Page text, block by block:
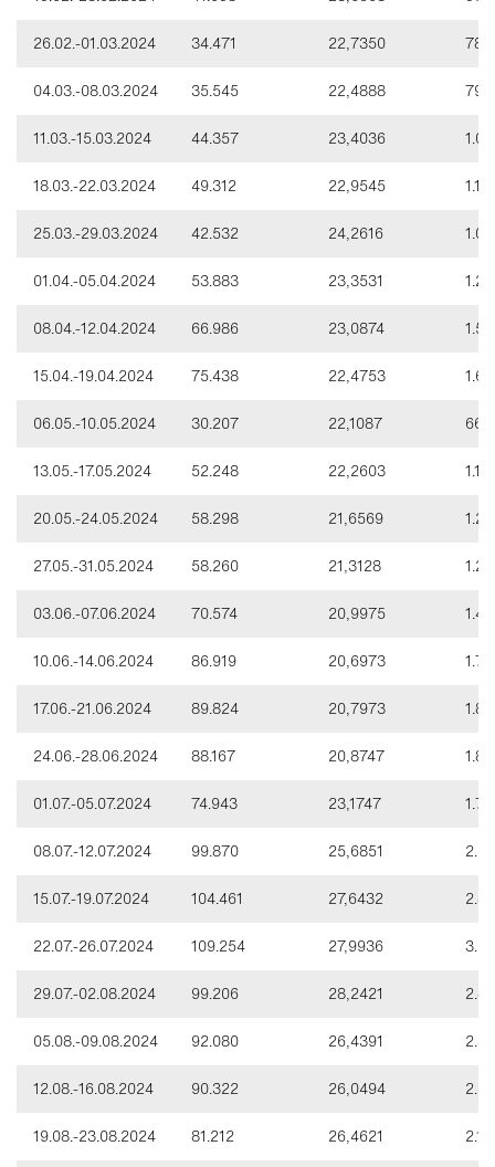
26.02.-01.03.2024 34.471 22,7350
04.03.-08.03.2024 35.545 22,4888
11.03.-15.03.2024 44.357 23,4036
18.03.-22.03.2024 49.312 22,9545
25.03.-29.03.2024 42.532 24,2616
01.04.-05.04.2024 53.883 23,3531
08.04.-12.04.2024 66.986 23,0874
15.04.-19.04.2024 75.438 22,4753
06.05.-10.05.2024 30.207 22,1087
13.05.-17.05.2024 52.248 22,2603
20.05.-24.05.2024 58.298 21,6569
27.05.-31.05.2024 58.260 21,3128
03.06.-07.06.2024 70.574 20,9975
10.06.-14.06.2024 86.919 20,6973
17.06.-21.06.2024 89.824 20,7973
24.06.-28.06.2024 88.167 20,8747
01.07.-05.07.2024 74.943 23,1747
08.07.-12.07.2024 99.870 25,6851
15.07.-19.07.2024 104.461 27,6432
22.07.-26.07.2024 109.254 27,9936
29.07.-02.08.2024 99.206 28,2421
05.08.-09.08.2024 92.080 26,4391
12.08.-16.08.2024 90.322 26,0494
19.08.-23.08.2024 81.212 26,4621